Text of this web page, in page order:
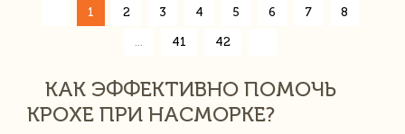
1 2 3 4 5 6 7 8
41 42
КАК ЭФФЕКТИВНО ПОМОЧЬ
КРОХЕ ПРИ НАСМОРКЕ?